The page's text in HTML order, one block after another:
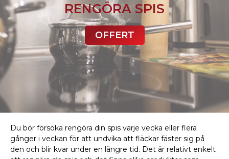
RENGÖRA SPIS
OFFERT
Du bör försöka rengöra din spis varje vecka eller flera
gånger i veckan för att undvika att fläckar fäster sig på
den och blir kvar under en längre tid. Det är relativt enkelt